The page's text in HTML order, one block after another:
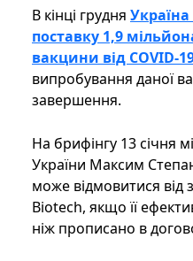
В кінці грудня
поставку 1,9
вакцини від COVID-
випробування даної
завершення.
На брифінгу 13 січня
України Максим
може відмовитися від
Biotech, якщо її
ніж прописано в